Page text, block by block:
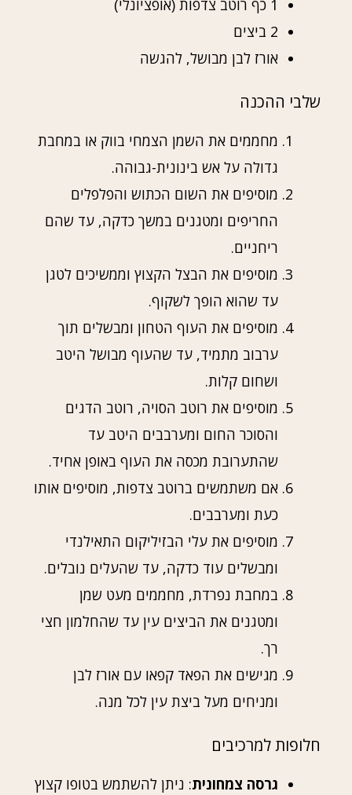
1 כף רוטב צדפות (אופציונלי)
2 ביצים
אורז לבן מבושל, להגשה
שלבי ההכנה
מחממים את השמן הצמחי בווק או במחבת
גדולה על אש בינונית-גבוהה.
מוסיפים את השום הכתוש והפלפלים
החריפים ומטגנים במשך כדקה, עד שהם
ריחניים.
מוסיפים את הבצל הקצוץ וממשיכים לטגן
עד שהוא הופך לשקוף.
מוסיפים את העוף הטחון ומבשלים תוך
ערבוב מתמיד, עד שהעוף מבושל היטב
ושחום קלות.
מוסיפים את רוטב הסויה, רוטב הדגים
והסוכר החום ומערבבים היטב עד
שהתערובת מכסה את העוף באופן אחיד.
אם משתמשים ברוטב צדפות, מוסיפים אותו
כעת ומערבבים.
מוסיפים את עלי הבזיליקום התאילנדי
ומבשלים עוד כדקה, עד שהעלים נובלים.
במחבת נפרדת, מחממים מעט שמן
ומטגנים את הביצים עין עד שהחלמון חצי
רך.
מגישים את הפאד קפאו עם אורז לבן
ומניחים מעל ביצת עין לכל מנה.
חלופות למרכיבים
גרסה צמחונית: ניתן להשתמש בטופו קצוץ